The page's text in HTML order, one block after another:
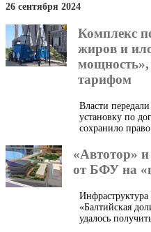
26 сентября 2024
Комплекс
жиров и
тарифом
Власти
установку по
сохранило
«Автотор»
от БФУ на
Инфраструктура
«Балтийская
удалось